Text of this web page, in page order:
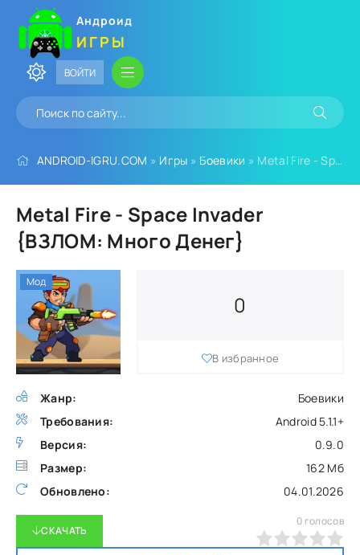
Андроид
ИГРЫ
ВОЙТИ
ANDROID-IGRU.COM » Игры » Боевики » Metal Fire - Space Invader {ВЗЛОМ: Много Денег}
Metal Fire - Space Invader
{ВЗЛОМ: Много Денег}
Жанр:
Боевики
Требования:
Android 5.1.1+
Версия:
0.9.0
Размер:
162 Мб
Обновлено:
04.01.2026
0
В избранное
СКАЧАТЬ
0 голосов
Мод